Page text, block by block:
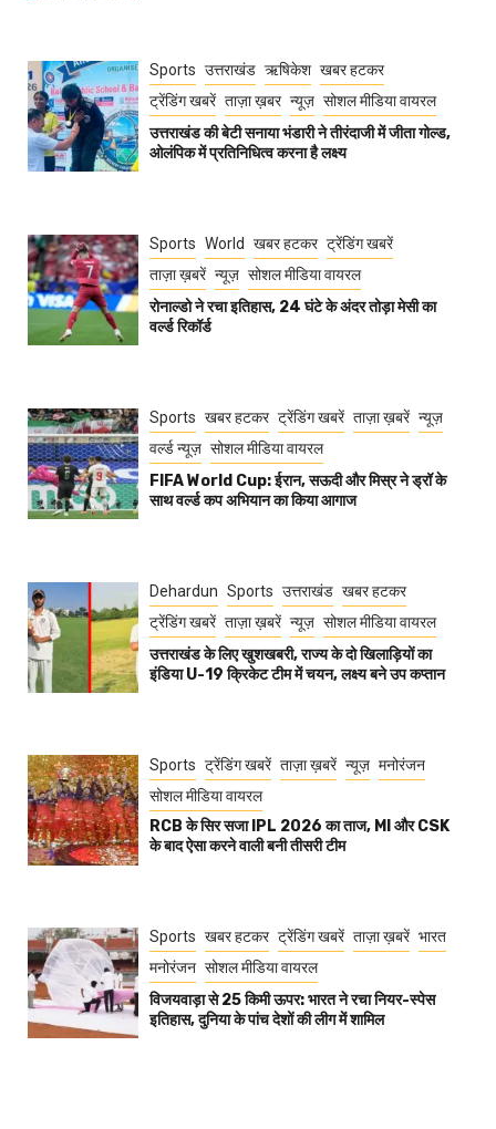
Sports उत्तराखंड ऋषिकेश खबर हटकर
ट्रेंडिंग खबरें ताज़ा ख़बर न्यूज़ सोशल मीडिया वायरल
उत्तराखंड की बेटी सनाया भंडारी ने तीरंदाजी में जीता गोल्ड,
ओलंपिक में प्रतिनिधित्व करना है लक्ष्य
Sports World खबर हटकर ट्रेंडिंग खबरें
ताज़ा ख़बरें न्यूज़ सोशल मीडिया वायरल
रोनाल्डो ने रचा इतिहास, 24 घंटे के अंदर तोड़ा मेसी का
वर्ल्ड रिकॉर्ड
Sports खबर हटकर ट्रेंडिंग खबरें ताज़ा ख़बरें न्यूज़
वर्ल्ड न्यूज़ सोशल मीडिया वायरल
FIFA World Cup: ईरान, सऊदी और मिस्र ने ड्रॉ के
साथ वर्ल्ड कप अभियान का किया आगाज
Dehardun Sports उत्तराखंड खबर हटकर
ट्रेंडिंग खबरें ताज़ा ख़बरें न्यूज़ सोशल मीडिया वायरल
उत्तराखंड के लिए खुशखबरी, राज्य के दो खिलाड़ियों का
इंडिया U-19 क्रिकेट टीम में चयन, लक्ष्य बने उप कप्तान
Sports ट्रेंडिंग खबरें ताज़ा ख़बरें न्यूज़ मनोरंजन
सोशल मीडिया वायरल
RCB के सिर सजा IPL 2026 का ताज, MI और CSK
के बाद ऐसा करने वाली बनी तीसरी टीम
Sports खबर हटकर ट्रेंडिंग खबरें ताज़ा ख़बरें भारत
मनोरंजन सोशल मीडिया वायरल
विजयवाड़ा से 25 किमी ऊपर: भारत ने रचा नियर-स्पेस
इतिहास, दुनिया के पांच देशों की लीग में शामिल